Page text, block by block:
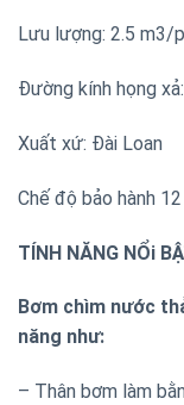
Lưu lượng: 2.5 m3/
Đường kính họng
Xuất xứ: Đài Loan
Chế độ bảo hành
TÍNH NĂNG NỔi
Bơm chìm nước
năng như:
– Thân bơm làm